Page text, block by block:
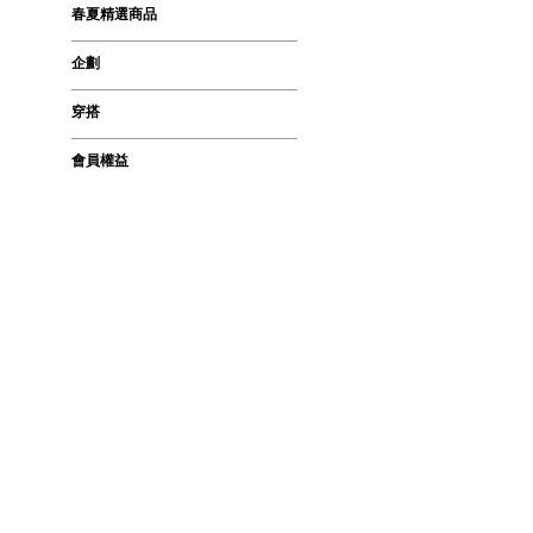
春夏精選商品
企劃
穿搭
會員權益